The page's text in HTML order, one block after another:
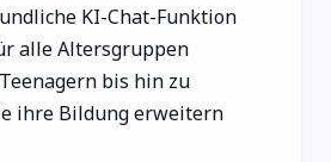
KI-Chat-Funktion
alle Altersgruppen
bis hin zu
ihre Bildung erweitern